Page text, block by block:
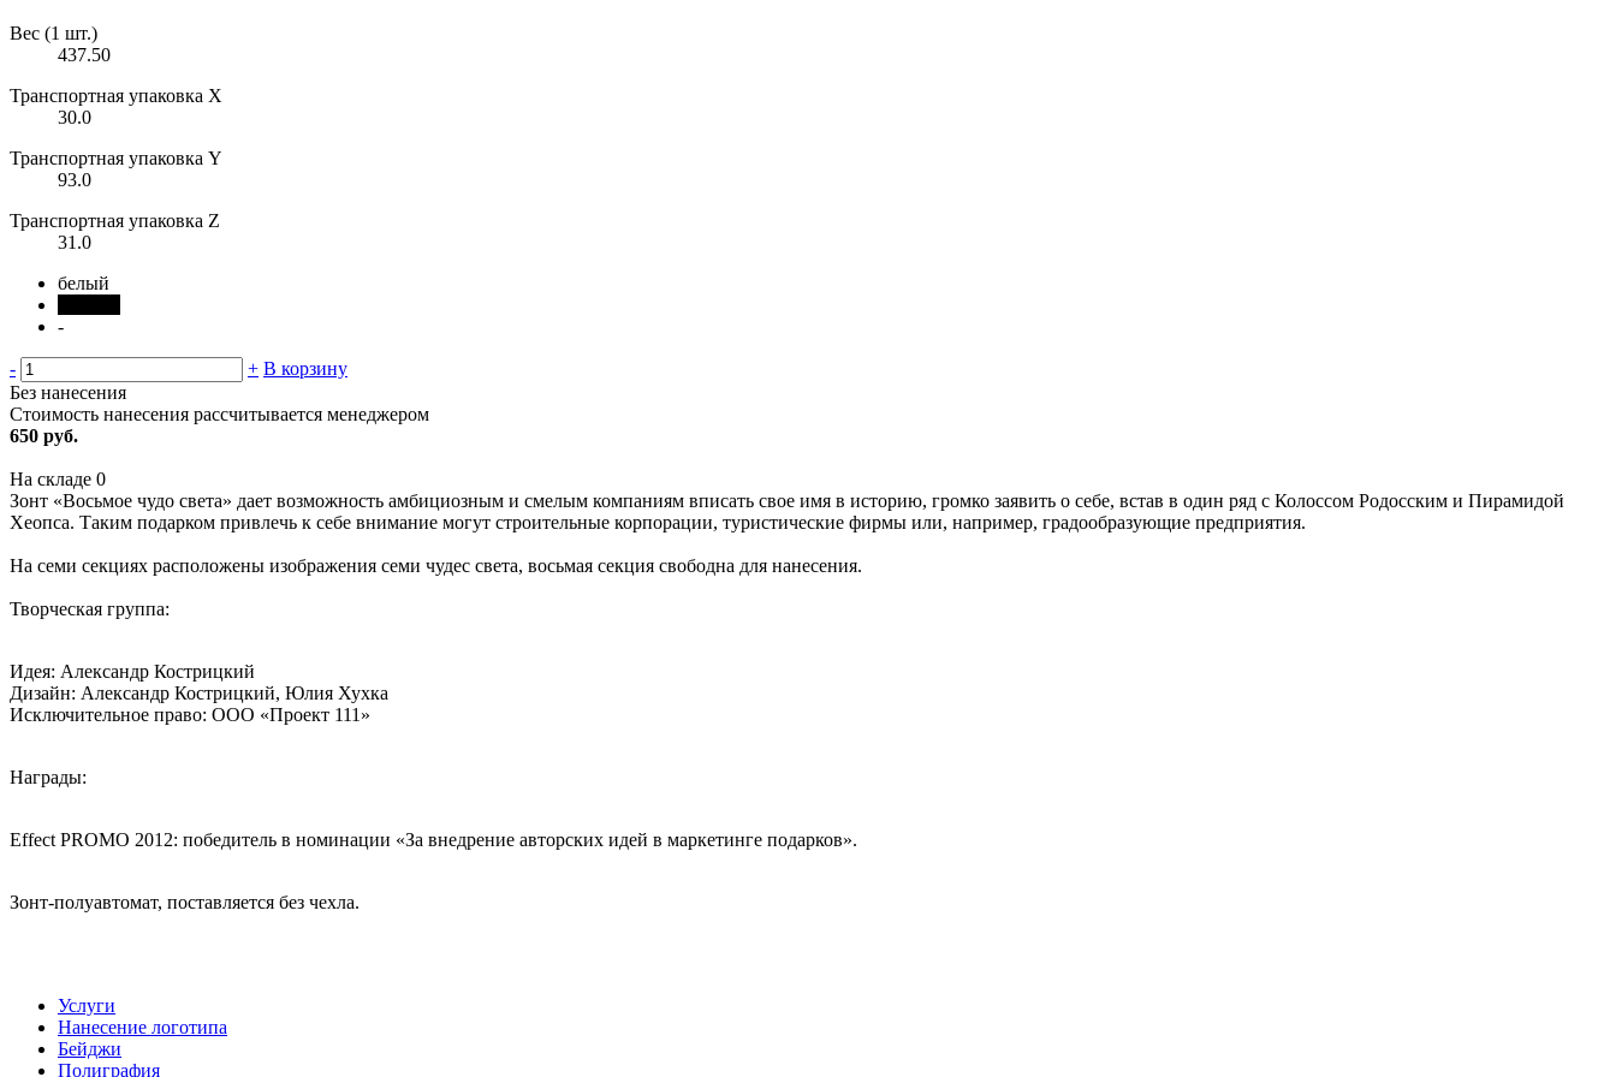
Вес (1 шт.)
437.50
Транспортная упаковка X
30.0
Транспортная упаковка Y
93.0
Транспортная упаковка Z
31.0
белый
-
- + В корзину
Без нанесения
Стоимость нанесения рассчитывается менеджером
650 руб.
На складе 0
Зонт «Восьмое чудо света» дает возможность амбициозным и смелым компаниям вписать свое имя в историю, громко заявить о себе, встав в один ряд с Колоссом Родосским и Пирамидой
Хеопса. Таким подарком привлечь к себе внимание могут строительные корпорации, туристические фирмы или, например, градообразующие предприятия.
На семи секциях расположены изображения семи чудес света, восьмая секция свободна для нанесения.
Творческая группа:
Идея: Александр Кострицкий
Дизайн: Александр Кострицкий, Юлия Хухка
Исключительное право: ООО «Проект 111»
Награды:
Effect PROMO 2012: победитель в номинации «За внедрение авторских идей в маркетинге подарков».
Зонт-полуавтомат, поставляется без чехла.
Услуги
Нанесение логотипа
Бейджи
Полиграфия